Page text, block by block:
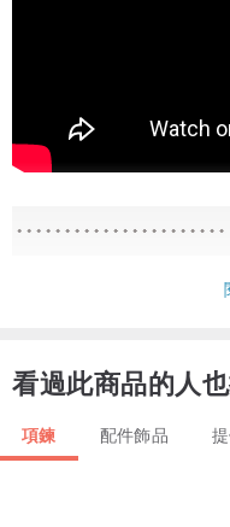
所。」
看過此商品的人
項鍊 配件飾品